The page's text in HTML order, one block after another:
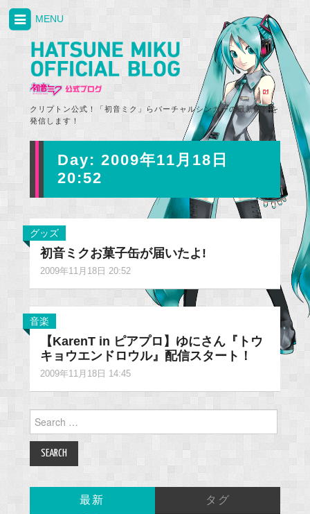
クリプトン公式！「初音ミク」らバーチャルシンガーの最新情報を
発信します！
MENU
Day: 2009年11月18日
20:52
グッズ
初音ミクお菓子缶が届いたよ!
2009年11月18日 20:52
音楽
【KarenT in ピアプロ】ゆにさん『トウ
キョウエンドロウル』配信スタート！
2009年11月18日 14:45
Search
for:
最新 タグ